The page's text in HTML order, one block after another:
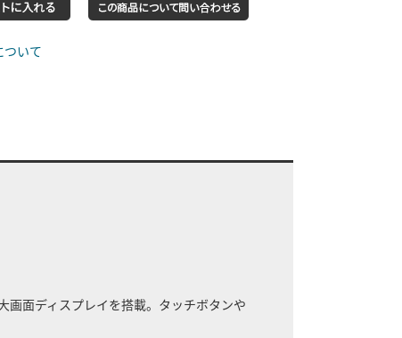
いて
面ディスプレイを搭載。タッチボタンや